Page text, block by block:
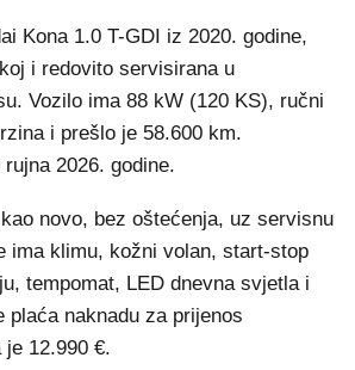
Kona 1.0 T-GDI iz 2020. godine,
i redovito servisirana u
Vozilo ima 88 kW (120 KS), ručni
i prešlo je 58.600 km.
2026. godine.
novo, bez oštećenja, uz servisnu
ima klimu, kožni volan, start-stop
tempomat, LED dnevna svjetla i
plaća naknadu za prijenos
12.990 €.